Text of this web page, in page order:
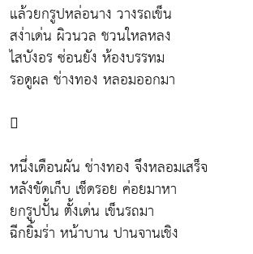
แล้วยกรูปหล่อนาง วางรถเข็น
สง่าเด่น ผิวนวล ชวนใหลหลง
ไสบังอร ซ่อนยัง ห้องบรรทม
รอดูผล ช่างทอง หลอมออกมา

หนึ่งเดือนผัน ช่างทอง จึงหลอมเสร็จ
หลังขัดเก็บ เช็ดรอย ค่อยมาหา
ยกรูปปั้น ตั้งเด่น เข็นรถมา
ฉีกยิ้มร่า หน้าบาน ปานจานเชิง